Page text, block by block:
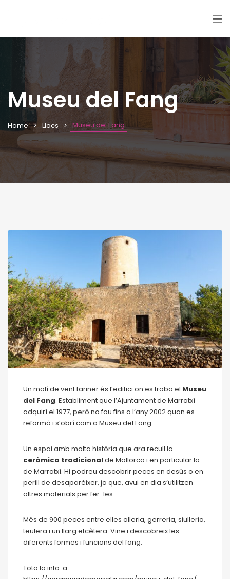
Museu del Fang
Home Llocs Museu del Fang
Un molí de vent fariner és l’edifici on es troba el Museu
del Fang. Establiment que l’Ajuntament de Marratxí
adquirí el 1977, però no fou fins a l’any 2002 quan es
reformà i s’obrí com a Museu del Fang.
Un espai amb molta història que ara recull la
ceràmica tradicionalde Mallorca i en particular la
de Marratxí. Hi podreu descobrir peces en desús o en
perill de desaparèixer, ja que, avui en dia s’utilitzen
altres materials per fer-les.
Més de 900 peces entre elles olleria, gerreria, siulleria,
teulera i un llarg etcètera. Vine i descobreix les
diferents formes i funcions del fang.
Tota la info. a: